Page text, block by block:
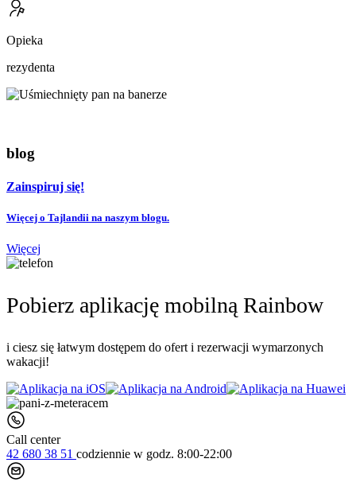
Opieka
rezydenta
blog
Zainspiruj się!
Więcej o Tajlandii na naszym blogu.
Więcej
Pobierz aplikację mobilną Rainbow
i ciesz się łatwym dostępem do ofert i rezerwacji wymarzonych
wakacji!
Call center
42 680 38 51 codziennie w godz. 8:00-22:00